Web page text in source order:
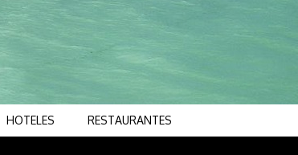
HOTELES RESTAURANTES